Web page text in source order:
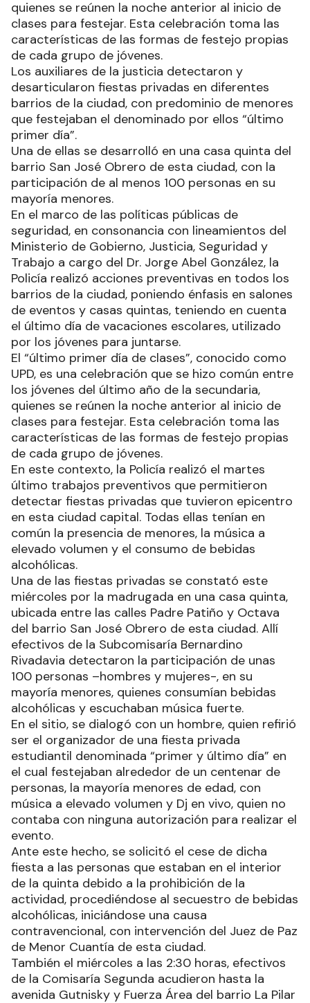
quienes se reúnen la noche anterior al inicio de
clases para festejar. Esta celebración toma las
características de las formas de festejo propias
de cada grupo de jóvenes.
Los auxiliares de la justicia detectaron y
desarticularon fiestas privadas en diferentes
barrios de la ciudad, con predominio de menores
que festejaban el denominado por ellos “último
primer día”.
Una de ellas se desarrolló en una casa quinta del
barrio San José Obrero de esta ciudad, con la
participación de al menos 100 personas en su
mayoría menores.
En el marco de las políticas públicas de
seguridad, en consonancia con lineamientos del
Ministerio de Gobierno, Justicia, Seguridad y
Trabajo a cargo del Dr. Jorge Abel González, la
Policía realizó acciones preventivas en todos los
barrios de la ciudad, poniendo énfasis en salones
de eventos y casas quintas, teniendo en cuenta
el último día de vacaciones escolares, utilizado
por los jóvenes para juntarse.
El “último primer día de clases”, conocido como
UPD, es una celebración que se hizo común entre
los jóvenes del último año de la secundaria,
quienes se reúnen la noche anterior al inicio de
clases para festejar. Esta celebración toma las
características de las formas de festejo propias
de cada grupo de jóvenes.
En este contexto, la Policía realizó el martes
último trabajos preventivos que permitieron
detectar fiestas privadas que tuvieron epicentro
en esta ciudad capital. Todas ellas tenían en
común la presencia de menores, la música a
elevado volumen y el consumo de bebidas
alcohólicas.
Una de las fiestas privadas se constató este
miércoles por la madrugada en una casa quinta,
ubicada entre las calles Padre Patiño y Octava
del barrio San José Obrero de esta ciudad. Allí
efectivos de la Subcomisaría Bernardino
Rivadavia detectaron la participación de unas
100 personas –hombres y mujeres-, en su
mayoría menores, quienes consumían bebidas
alcohólicas y escuchaban música fuerte.
En el sitio, se dialogó con un hombre, quien refirió
ser el organizador de una fiesta privada
estudiantil denominada “primer y último día” en
el cual festejaban alrededor de un centenar de
personas, la mayoría menores de edad, con
música a elevado volumen y Dj en vivo, quien no
contaba con ninguna autorización para realizar el
evento.
Ante este hecho, se solicitó el cese de dicha
fiesta a las personas que estaban en el interior
de la quinta debido a la prohibición de la
actividad, procediéndose al secuestro de bebidas
alcohólicas, iniciándose una causa
contravencional, con intervención del Juez de Paz
de Menor Cuantía de esta ciudad.
También el miércoles a las 2:30 horas, efectivos
de la Comisaría Segunda acudieron hasta la
avenida Gutnisky y Fuerza Área del barrio La Pilar